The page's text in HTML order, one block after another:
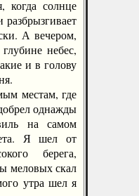
когда солнце
А вечером,
небес,
и в голову
местам, где
однажды
на самом
Я шел от
берега,
меловых скал
утра шел я